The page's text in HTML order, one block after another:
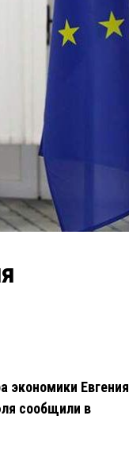
экономики Евгения
сообщили в